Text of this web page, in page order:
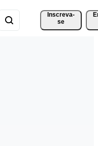
Inscreva-
se